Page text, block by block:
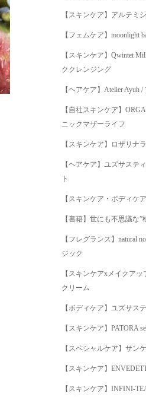
【スキンケア】アルテミ
【フェムケア】moonlight
【スキンケア】Qwintet
ククレンジング
【ヘアケア】Atelier Ayuh
【自社スキンケア】
ニックマザーライフ
【スキンケア】ロザリナ
【ヘアケア】ユズサステ
ト
【スキンケア・ボディケ
【書籍】世にも不思議な
【フレグランス】natural
ジック
【スキンケアxメイクア
クリーム
【ボディケア】ユズサス
【スキンケア】PATORA
【スペシャルケア】サン
【スキンケア】
【スキンケア】INFINI-